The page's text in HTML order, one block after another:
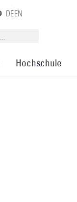
DEEN
Hochschule